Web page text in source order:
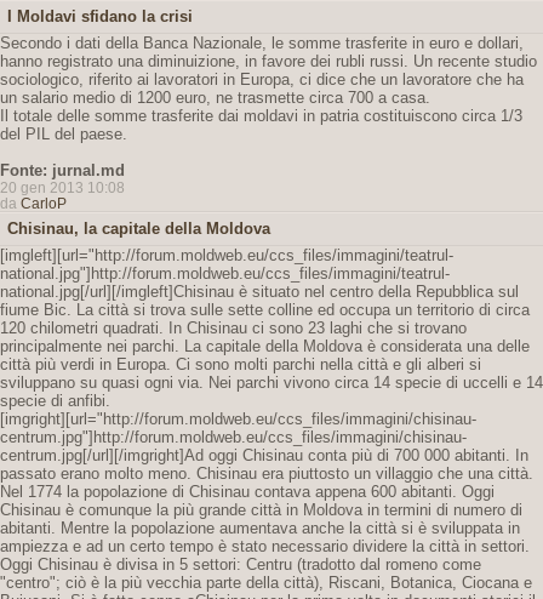
I Moldavi sfidano la crisi
Secondo i dati della Banca Nazionale, le somme trasferite in euro e dollari,
hanno registrato una diminuizione, in favore dei rubli russi. Un recente studio
sociologico, riferito ai lavoratori in Europa, ci dice che un lavoratore che ha
un salario medio di 1200 euro, ne trasmette circa 700 a casa.
Il totale delle somme trasferite dai moldavi in patria costituiscono circa 1/3
del PIL del paese.
Fonte: jurnal.md
20 gen 2013 10:08
da CarloP
Chisinau, la capitale della Moldova
[imgleft][url="http://forum.moldweb.eu/ccs_files/immagini/teatrul-
national.jpg"]http://forum.moldweb.eu/ccs_files/immagini/teatrul-
national.jpg[/url][/imgleft]Chisinau è situato nel centro della Repubblica sul
fiume Bic. La città si trova sulle sette colline ed occupa un territorio di circa
120 chilometri quadrati. In Chisinau ci sono 23 laghi che si trovano
principalmente nei parchi. La capitale della Moldova è considerata una delle
città più verdi in Europa. Ci sono molti parchi nella città e gli alberi si
sviluppano su quasi ogni via. Nei parchi vivono circa 14 specie di uccelli e 14
specie di anfibi.
[imgright][url="http://forum.moldweb.eu/ccs_files/immagini/chisinau-
centrum.jpg"]http://forum.moldweb.eu/ccs_files/immagini/chisinau-
centrum.jpg[/url][/imgright]Ad oggi Chisinau conta più di 700 000 abitanti. In
passato erano molto meno. Chisinau era piuttosto un villaggio che una città.
Nel 1774 la popolazione di Chisinau contava appena 600 abitanti. Oggi
Chisinau è comunque la più grande città in Moldova in termini di numero di
abitanti. Mentre la popolazione aumentava anche la città si è sviluppata in
ampiezza e ad un certo tempo è stato necessario dividere la città in settori.
Oggi Chisinau è divisa in 5 settori: Centru (tradotto dal romeno come
"centro"; ciò è la più vecchia parte della città), Riscani, Botanica, Ciocana e